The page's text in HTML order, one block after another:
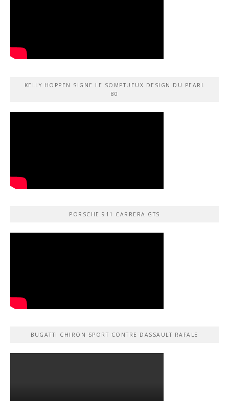
KELLY HOPPEN SIGNE LE SOMPTUEUX DESIGN DU PEARL
80
PORSCHE 911 CARRERA GTS
BUGATTI CHIRON SPORT CONTRE DASSAULT RAFALE